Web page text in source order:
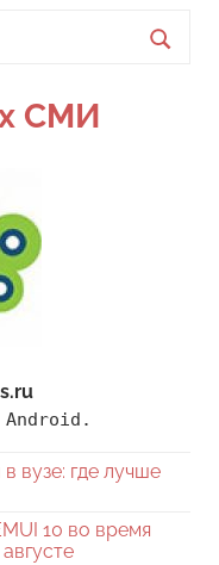
СМИ
Android.
вузе: где лучше
10 во время